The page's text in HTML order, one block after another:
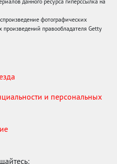
фотографических
правообладателя Getty
и персональных